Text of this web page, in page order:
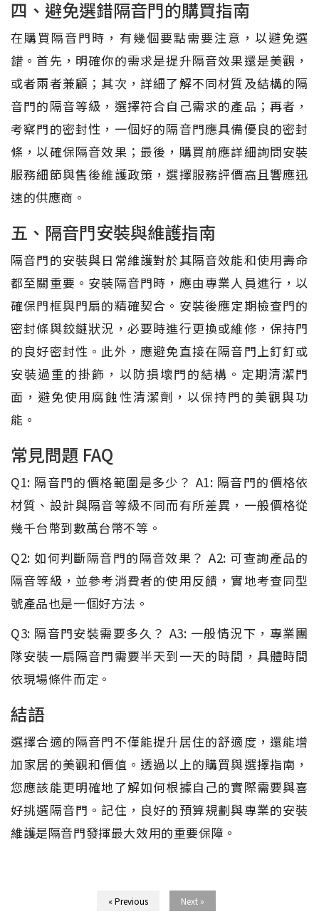
四、避免選錯隔音門的購買指南
在購買隔音門時，有幾個要點需要注意，以避免選
錯。首先，明確你的需求是提升隔音效果還是美觀，
或者兩者兼顧；其次，詳細了解不同材質及結構的隔
音門的隔音等級，選擇符合自己需求的產品；再者，
考察門的密封性，一個好的隔音門應具備優良的密封
條，以確保隔音效果；最後，購買前應詳細詢問安裝
服務細節與售後維護政策，選擇服務評價高且響應迅
速的供應商。
五、隔音門安裝與維護指南
隔音門的安裝與日常維護對於其隔音效能和使用壽命
都至關重要。安裝隔音門時，應由專業人員進行，以
確保門框與門扇的精確契合。安裝後應定期檢查門的
密封條與鉸鏈狀況，必要時進行更換或維修，保持門
的良好密封性。此外，應避免直接在隔音門上釘釘或
安裝過重的掛飾，以防損壞門的結構。定期清潔門
面，避免使用腐蝕性清潔劑，以保持門的美觀與功
能。
常見問題 FAQ
Q1: 隔音門的價格範圍是多少？ A1: 隔音門的價格依
材質、設計與隔音等級不同而有所差異，一般價格從
幾千台幣到數萬台幣不等。
Q2: 如何判斷隔音門的隔音效果？ A2: 可查詢產品的
隔音等級，並參考消費者的使用反饋，實地考查同型
號產品也是一個好方法。
Q3: 隔音門安裝需要多久？ A3: 一般情況下，專業團
隊安裝一扇隔音門需要半天到一天的時間，具體時間
依現場條件而定。
結語
選擇合適的隔音門不僅能提升居住的舒適度，還能增
加家居的美觀和價值。透過以上的購買與選擇指南，
您應該能更明確地了解如何根據自己的實際需要與喜
好挑選隔音門。記住，良好的預算規劃與專業的安裝
維護是隔音門發揮最大效用的重要保障。
« Previous Next »